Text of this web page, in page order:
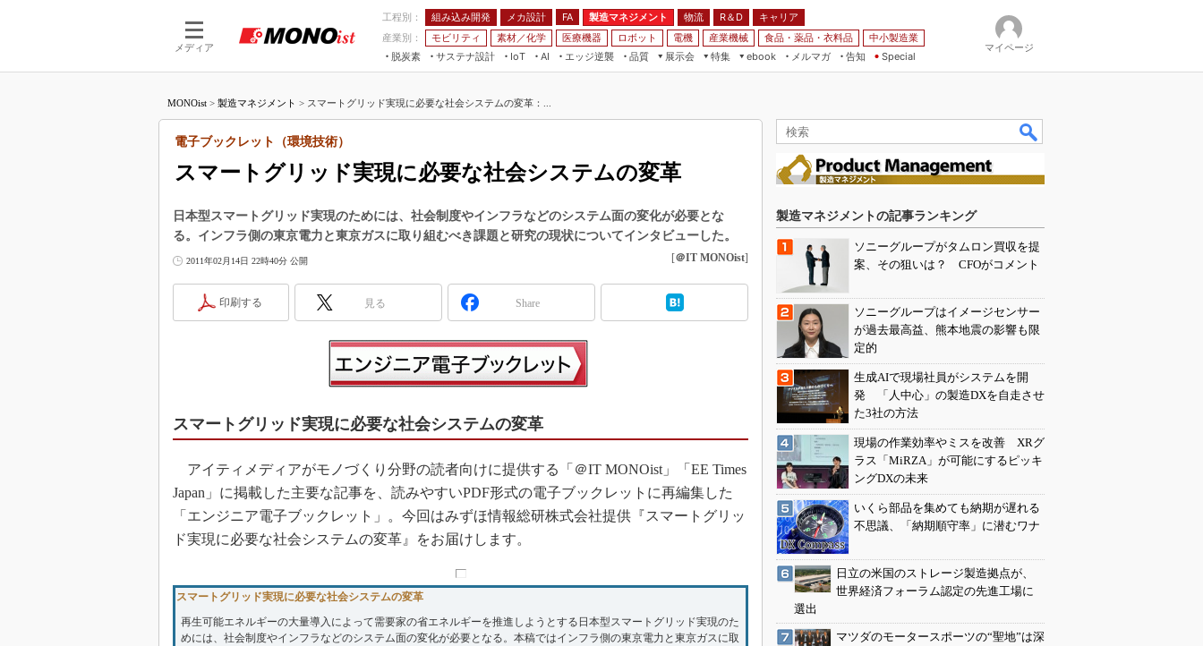
メディア
工程別： 組み込み開発 メカ設計 FA 製造マネジメント 物流 R＆D
キャリア
産業別：
モビリティ 素材／化学 医療機器 ロボット 電機 産業機械 食品・薬品・衣料品
中小製造業
脱炭素
サステナ設計
IoT
つながる工場
つながるサービス
AI
AI×設備保全
エッジ逆襲 品質
展示会
JIMTOF
IIFES
ジャパンモビリティショー
人テク展
スマート工場EXPO
日本ものづくりワールド
AUTOMOTIVE WORLD
産業オープンネット展
特集
つながるクルマ
FPGA
組み込み画像技術
車載ソフト開発
ISO26262
無償設計ツール
デジタルツインとCAE
S＆OP
インダストリー4.0
イノベーション
知財マネジメント
ebook
素材／化学
メルマガ
告知 Special
マイページ
MONOist > 製造マネジメント > スマートグリッド実現に必要な社会システムの変革：...
スマートグリッド実現に必要な社会システムの変革
電子ブックレット（環境技術）
日本型スマートグリッド実現のためには、社会制度やインフラなどのシステム面の変化が必要とな
る。インフラ側の東京電力と東京ガスに取り組むべき課題と研究の現状についてインタビューした。
2011年02月14日 22時40分 公開 [＠IT MONOist]
印刷する 見る Share
スマートグリッド実現に必要な社会システムの変革
アイティメディアがモノづくり分野の読者向けに提供する「＠IT MONOist」「EE Times
Japan」に掲載した主要な記事を、読みやすいPDF形式の電子ブックレットに再編集した
「エンジニア電子ブックレット」。今回はみずほ情報総研株式会社提供『スマートグリッ
ド実現に必要な社会システムの変革』をお届けします。
スマートグリッド実現に必要な社会システムの変革
再生可能エネルギーの大量導入によって需要家の省エネルギーを推進しようとする日本型スマートグリッド実現のた
めには、社会制度やインフラなどのシステム面の変化が必要となる。本稿ではインフラ側の東京電力と東京ガスに取
製造マネジメントの記事ランキング
ソニーグループがタムロン買収を提
案、その狙いは？ CFOがコメント
ソニーグループはイメージセンサー
が過去最高益、熊本地震の影響も限
定的
生成AIで現場社員がシステムを開
発 「人中心」の製造DXを自走させ
た3社の方法
現場の作業効率やミスを改善 XRグ
ラス「MiRZA」が可能にするピッキ
ングDXの未来
いくら部品を集めても納期が遅れる
不思議、「納期順守率」に潜むワナ
日立の米国のストレージ製造拠点が、
世界経済フォーラム認定の先進工場に
選出
マツダのモータースポーツの“聖地”は深